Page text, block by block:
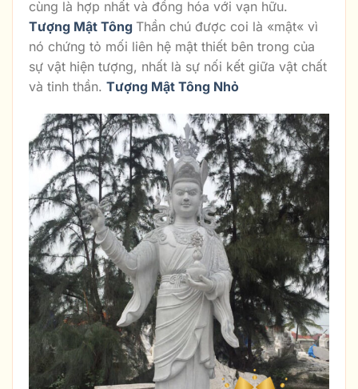
cùng là hợp nhất và đồng hóa với vạn hữu.
Tượng Mật Tông Thần chú được coi là «mật« vì
nó chứng tỏ mối liên hệ mật thiết bên trong của
sự vật hiện tượng, nhất là sự nối kết giữa vật chất
và tinh thần. Tượng Mật Tông Nhỏ